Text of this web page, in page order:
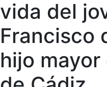
vida del
Francisco
hijo